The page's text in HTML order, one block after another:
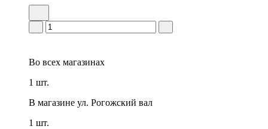
Во всех магазинах
1 шт.
В магазине ул. Рогожский вал
1 шт.